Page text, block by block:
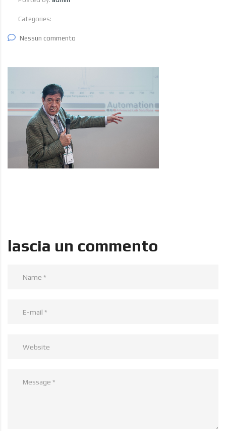
Categories:
Nessun commento
lascia un commento